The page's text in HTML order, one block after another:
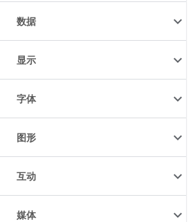
数据
显示
字体
图形
互动
媒体